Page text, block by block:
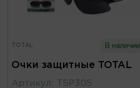
TOTAL В наличии
Очки защитные TOTAL
Артикул : TSP305